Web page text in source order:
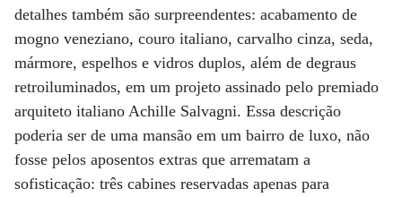
detalhes também são surpreendentes: acabamento de
mogno veneziano, couro italiano, carvalho cinza, seda,
mármore, espelhos e vidros duplos, além de degraus
retroiluminados, em um projeto assinado pelo premiado
arquiteto italiano Achille Salvagni. Essa descrição
poderia ser de uma mansão em um bairro de luxo, não
fosse pelos aposentos extras que arrematam a
sofisticação: três cabines reservadas apenas para